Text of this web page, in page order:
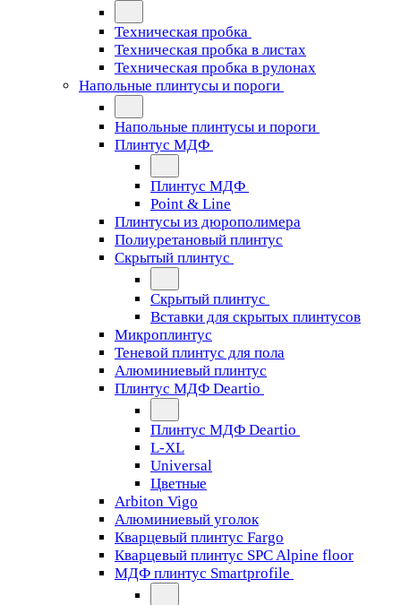
Техническая пробка
Техническая пробка в листах
Техническая пробка в рулонах
Напольные плинтусы и пороги
Напольные плинтусы и пороги
Плинтус МДФ
Плинтус МДФ
Point & Line
Плинтусы из дюрополимера
Полиуретановый плинтус
Скрытый плинтус
Скрытый плинтус
Вставки для скрытых плинтусов
Микроплинтус
Теневой плинтус для пола
Алюминиевый плинтус
Плинтус МДФ Deartio
Плинтус МДФ Deartio
L-XL
Universal
Цветные
Arbiton Vigo
Алюминиевый уголок
Кварцевый плинтус Fargo
Кварцевый плинтус SPC Alpine floor
МДФ плинтус Smartprofile